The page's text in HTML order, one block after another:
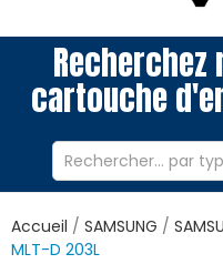
cartouche
Accueil SAMSUNG
MLT-D 203L